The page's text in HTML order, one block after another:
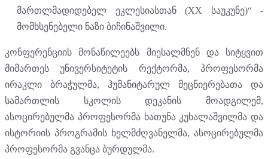
მართლმადიდებელ ეკლესიასთან (XX საუკუნე)“ -
მომხსენებელი ნაზი ბიჩინაშვილი.
კონფერენციის მონაწილეებს მიესალმნენ და სიტყვით
მიმართეს უნივერსიტეტის რექტორმა, პროფესორმა
ირაკლი ბრაჭულმა, ჰუმანიტარულ მეცნიერებათა და
სამართლის სკოლის დეკანის მოადგილემ,
ასოცირებულმა პროფესორმა ხათუნა კუხალაშვილმა და
ისტორიის პროგრამის ხელმძღვანელმა, ასოცირებულმა
პროფესორმა გვანცა ბურდულმა.